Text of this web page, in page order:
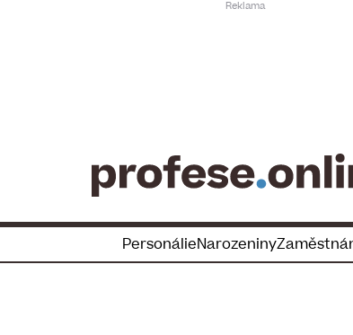
PersonálieNarozeniny